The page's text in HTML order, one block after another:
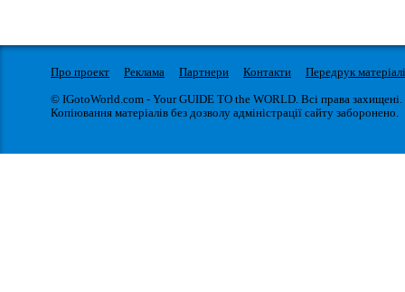
Про проект Реклама Партнери Контакти
Передрук
© IGotoWorld.com - Your GUIDE TO the WORLD. Всі права захищені.
Копіювання матеріалів без дозволу адміністрації сайту заборонено.